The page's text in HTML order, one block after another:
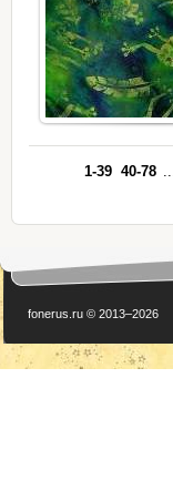
1-39 40-78
fonerus.ru © 2013–2026